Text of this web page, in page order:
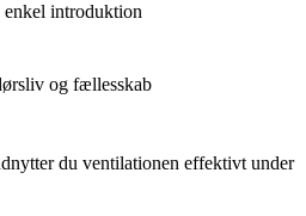
introduktion
og fællesskab
du ventilationen effektivt under